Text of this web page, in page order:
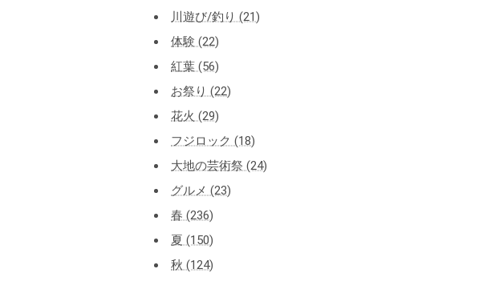
川遊び/釣り (21)
体験 (22)
紅葉 (56)
お祭り (22)
花火 (29)
フジロック (18)
大地の芸術祭 (24)
グルメ (23)
春 (236)
夏 (150)
秋 (124)